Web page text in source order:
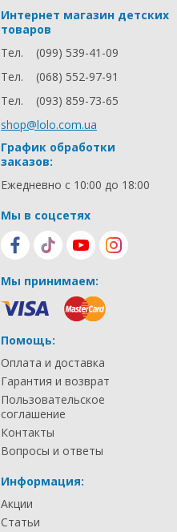
Интернет магазин детских
товаров
Тел.
(099) 539-41-09
Тел.
(068) 552-97-91
Тел.
(093) 859-73-65
shop@lolo.com.ua
График обработки
заказов:
Ежедневно с 10:00 до 18:00
Мы в соцсетях
Мы принимаем:
Помощь:
Оплата и доставка
Гарантия и возврат
Пользовательское
соглашение
Контакты
Вопросы и ответы
Информация:
Акции
Статьи